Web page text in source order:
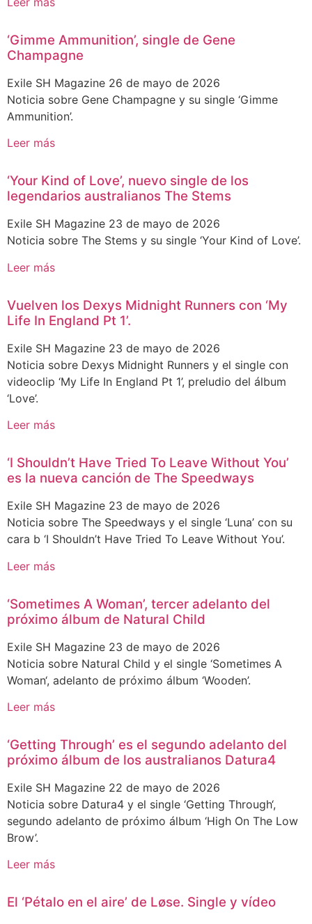
‘Gimme Ammunition’, single de Gene
Champagne
Exile SH Magazine 26 de mayo de 2026
Noticia sobre Gene Champagne y su single ‘Gimme
Ammunition’.
Leer más
‘Your Kind of Love’, nuevo single de los
legendarios australianos The Stems
Exile SH Magazine 23 de mayo de 2026
Noticia sobre The Stems y su single ‘Your Kind of Love’.
Leer más
Vuelven los Dexys Midnight Runners con ‘My
Life In England Pt 1’.
Exile SH Magazine 23 de mayo de 2026
Noticia sobre Dexys Midnight Runners y el single con
videoclip ‘My Life In England Pt 1’, preludio del álbum
‘Love’.
Leer más
‘I Shouldn’t Have Tried To Leave Without You’
es la nueva canción de The Speedways
Exile SH Magazine 23 de mayo de 2026
Noticia sobre The Speedways y el single ‘Luna’ con su
cara b ‘I Shouldn’t Have Tried To Leave Without You’.
Leer más
‘Sometimes A Woman’, tercer adelanto del
próximo álbum de Natural Child
Exile SH Magazine 23 de mayo de 2026
Noticia sobre Natural Child y el single ‘Sometimes A
Woman‘, adelanto de próximo álbum ‘Wooden’.
Leer más
‘Getting Through’ es el segundo adelanto del
próximo álbum de los australianos Datura4
Exile SH Magazine 22 de mayo de 2026
Noticia sobre Datura4 y el single ‘Getting Through‘,
segundo adelanto de próximo álbum ‘High On The Low
Brow’.
Leer más
El ‘Pétalo en el aire’ de Løse. Single y vídeo